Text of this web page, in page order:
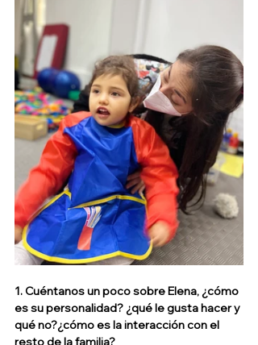
1. Cuéntanos un poco sobre Elena, ¿cómo
es su personalidad? ¿qué le gusta hacer y
qué no?¿cómo es la interacción con el
resto de la familia?